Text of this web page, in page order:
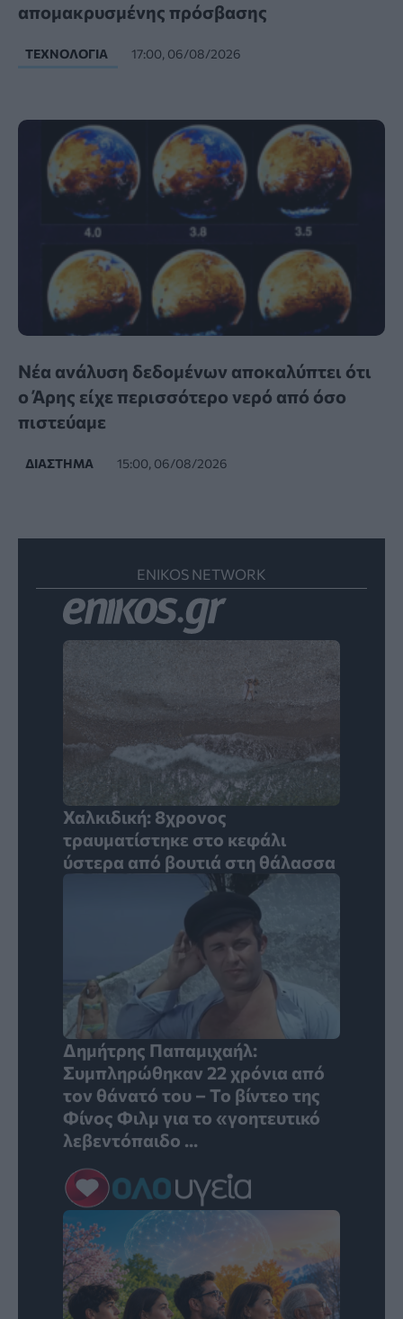
απομακρυσμένης πρόσβασης
ΤΕΧΝΟΛΟΓΊΑ 17:00, 06/08/2026
Νέα ανάλυση δεδομένων αποκαλύπτει ότι
ο Άρης είχε περισσότερο νερό από όσο
πιστεύαμε
ΔΙΆΣΤΗΜΑ 15:00, 06/08/2026
ENIKOS NETWORK
Χαλκιδική: 8χρονος
τραυματίστηκε στο κεφάλι
ύστερα από βουτιά στη θάλασσα
Δημήτρης Παπαμιχαήλ:
Συμπληρώθηκαν 22 χρόνια από
τον θάνατό του – Το βίντεο της
Φίνος Φιλμ για το «γοητευτικό
λεβεντόπαιδο ...